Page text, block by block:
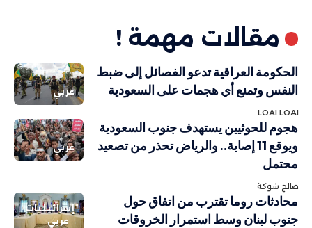
مقالات مهمة !
عربي
الحكومة العراقية تدعو الفصائل إلى ضبط
النفس وتمنع أي هجمات على السعودية
LOAI LOAI
عربي
هجوم للحوثيين يستهدف جنوب السعودية
ويوقع 11 إصابة.. والرياض تحذر من تصعيد
محتمل
صالح شوكة
إسرائيليات
عربي
محادثات روما تقترب من اتفاق حول
جنوب لبنان وسط استمرار الخروقات